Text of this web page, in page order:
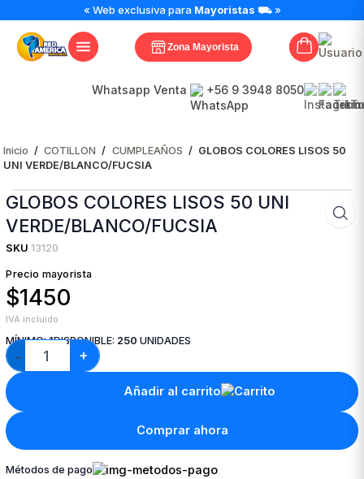
« Web exclusiva para Mayoristas ⛟ »
Zona Mayorista
Whatsapp Venta +56 9 3948 8050
Inicio / COTILLON / CUMPLEAÑOS / GLOBOS COLORES LISOS 50
UNI VERDE/BLANCO/FUCSIA
GLOBOS COLORES LISOS 50 UNI
VERDE/BLANCO/FUCSIA
SKU 13120
Precio mayorista
$1450
IVA incluido
MÍNIMO:1DISPONIBLE: 250 UNIDADES
−
COLORES
LISOS
50
VERDE/BLANCO/FUCSIA
+
Añadir al carrito
Comprar ahora
Métodos de pago